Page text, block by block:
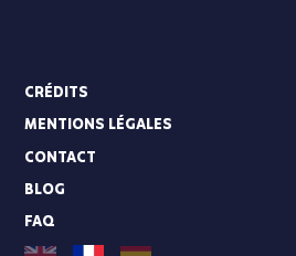
CRÉDITS
MENTIONS LÉGALES
CONTACT
BLOG
FAQ